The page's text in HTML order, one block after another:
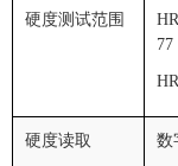
硬度测试范围
77
硬度读取 数